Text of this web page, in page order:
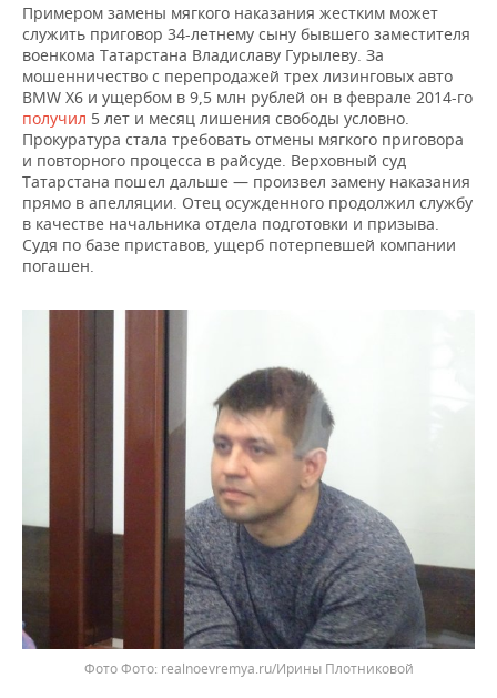
Примером замены мягкого наказания жестким может
служить приговор 34-летнему сыну бывшего заместителя
военкома Татарстана Владиславу Гурылеву. За
мошенничество с перепродажей трех лизинговых авто
BMW X6 и ущербом в 9,5 млн рублей он в феврале 2014-го
получил 5 лет и месяц лишения свободы условно.
Прокуратура стала требовать отмены мягкого приговора
и повторного процесса в райсуде. Верховный суд
Татарстана пошел дальше — произвел замену наказания
прямо в апелляции. Отец осужденного продолжил службу
в качестве начальника отдела подготовки и призыва.
Судя по базе приставов, ущерб потерпевшей компании
погашен.
Фото realnoevremya.ru/Ирины Плотниковой